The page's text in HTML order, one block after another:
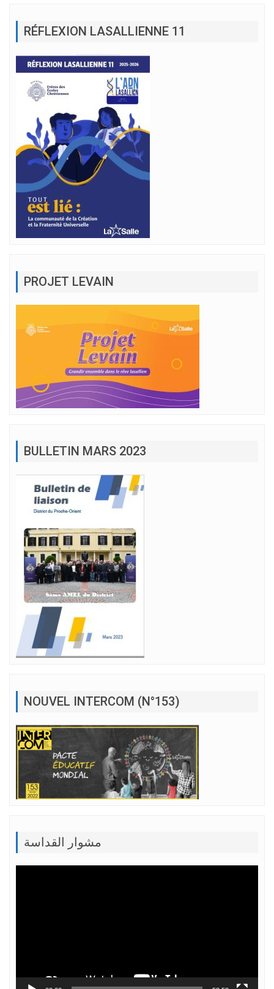
RÉFLEXION LASALLIENNE 11
PROJET LEVAIN
BULLETIN MARS 2023
NOUVEL INTERCOM (N°153)
مشوار القداسة